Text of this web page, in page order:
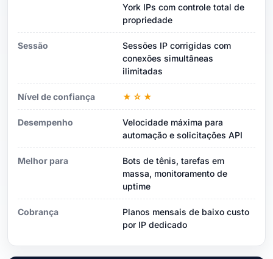
York IPs com controle total de
propriedade
Sessão
Sessões IP corrigidas com
conexões simultâneas
ilimitadas
Nível de confiança ★☆★
Desempenho
Velocidade máxima para
automação e solicitações API
Melhor para
Bots de tênis, tarefas em
massa, monitoramento de
uptime
Cobrança
Planos mensais de baixo custo
por IP dedicado